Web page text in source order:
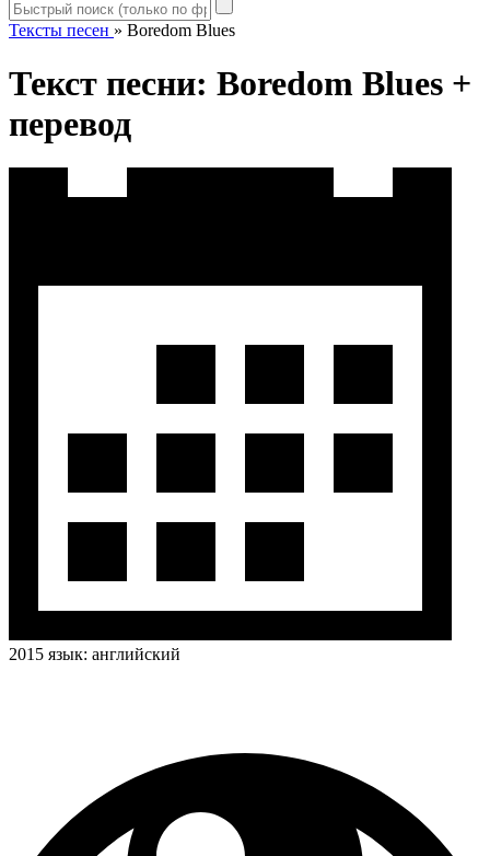
Тексты песен » Boredom Blues
Текст песни: Boredom Blues +
перевод
2015 язык: английский